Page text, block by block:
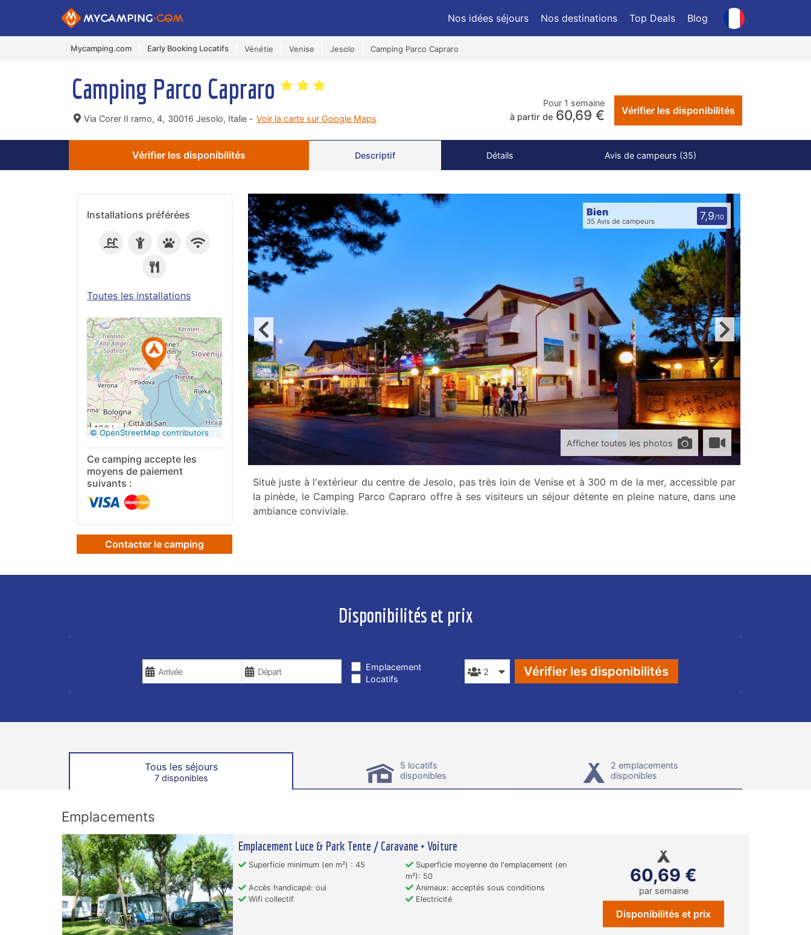
Nos idées séjours Nos destinations Top Deals Blog
Mycamping.com Early Booking Locatifs Vénétie Venise Jesolo Camping Parco Capraro
Camping Parco Capraro
Via Corer II ramo, 4, 30016 Jesolo, Italie - Voir la carte sur Google Maps
Pour 1 semaine
à partir de 60,69 € Vérifier les disponibilités
Vérifier les disponibilités Descriptif Détails Avis de campeurs (35)
Installations préférées
Toutes les installations
Voir sur
Google
Maps
100 km
© OpenStreetMap contributors
Ce camping accepte les
moyens de paiement
suivants :
Contacter le camping
Afficher toutes les photos
Bien
35 Avis de campeurs 7,9/10
Situè juste à l'extérieur du centre de Jesolo, pas très loin de Venise et à 300 m de la mer, accessible par
la pinède, le Camping Parco Capraro offre à ses visiteurs un séjour détente en pleine nature, dans une
ambiance conviviale.
Disponibilités et prix
Emplacement
Locatifs
Vérifier les disponibilités
Tous les séjours
7 disponibles
5 locatifs
disponibles
2 emplacements
disponibles
Emplacements
Emplacement Luce & Park Tente / Caravane + Voiture
Superficie minimum (en m²) : 45
Superficie moyenne de l'emplacement (en
m²): 50
Accès handicapé: oui
Animaux: acceptés sous conditions
Wifi collectif
Electricité
60,69 €
par semaine
Disponibilités et prix